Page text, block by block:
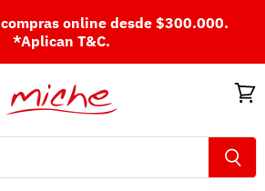
online desde $300.000.
*Aplican T&C.